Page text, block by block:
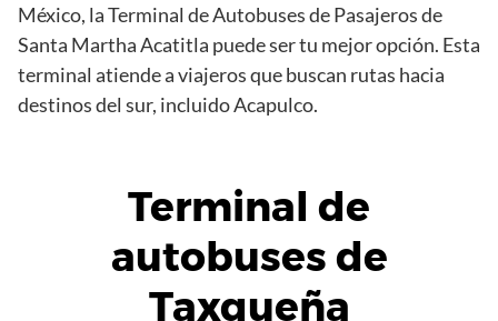
México, la Terminal de Autobuses de Pasajeros de
Santa Martha Acatitla puede ser tu mejor opción. Esta
terminal atiende a viajeros que buscan rutas hacia
destinos del sur, incluido Acapulco.
Terminal de
autobuses de
Taxqueña